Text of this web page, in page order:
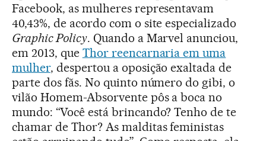
Facebook, as mulheres representavam
40,43%, de acordo com o site especializado
Graphic Policy. Quando a Marvel anunciou,
em 2013, que Thor reencarnaria em uma
mulher, despertou a oposição exaltada de
parte dos fãs. No quinto número do gibi, o
vilão Homem-Absorvente pôs a boca no
mundo: “Você está brincando? Tenho de te
chamar de Thor? As malditas feministas